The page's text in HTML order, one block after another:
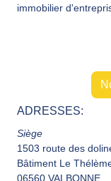
immobilier
ADRESSES:
Siège
1503 route des
Bâtiment Le
06560 VALBONNE